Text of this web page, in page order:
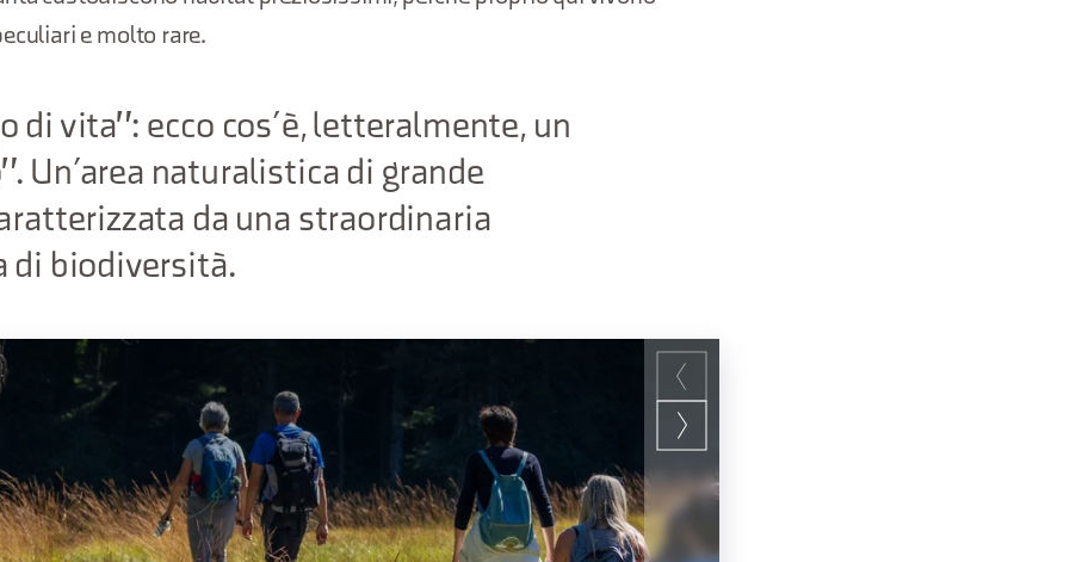
e molto rare.
di vita": ecco cos’è, letteralmente, un
Un’area naturalistica di grande
da una straordinaria
di biodiversità.